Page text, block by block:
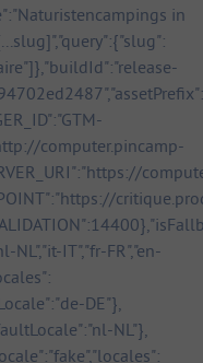
in
computer.pincamp-
NL","it-IT","fr-FR","en-
DE"},
NL"},